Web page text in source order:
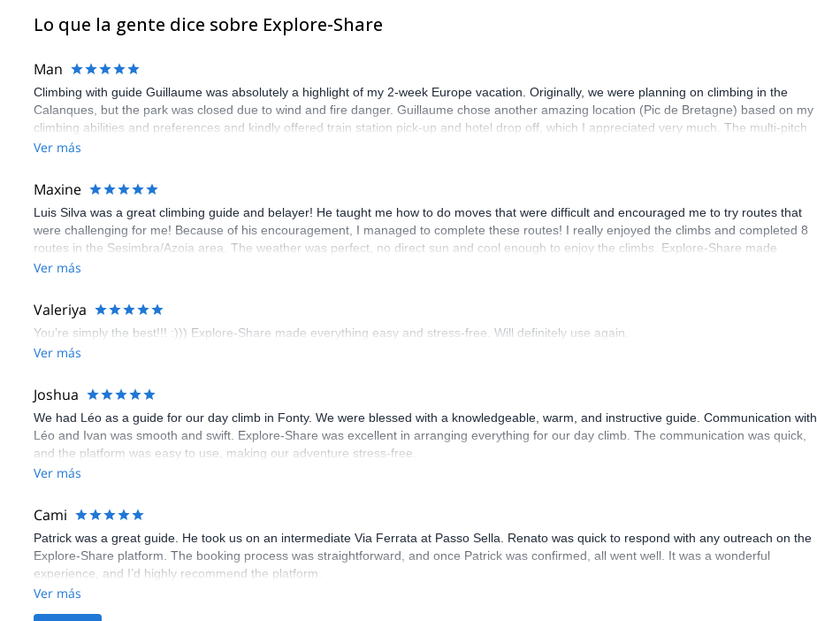
Lo que la gente dice sobre Explore-Share
Man
Climbing with guide Guillaume was absolutely a highlight of my 2-week Europe vacation. Originally, we were planning on climbing in the
Calanques, but the park was closed due to wind and fire danger. Guillaume chose another amazing location (Pic de Bretagne) based on my
climbing abilities and preferences and kindly offered train station pick-up and hotel drop off, which I appreciated very much. The multi-pitch
route we did was not only fun but also the right amount of challenge, which I thoroughly enjoyed. The communication from the team
Ver más
Maxine
Luis Silva was a great climbing guide and belayer! He taught me how to do moves that were difficult and encouraged me to try routes that
were challenging for me! Because of his encouragement, I managed to complete these routes! I really enjoyed the climbs and completed 8
routes in the Sesimbra/Azoia area. The weather was perfect, no direct sun and cool enough to enjoy the climbs. Explore-Share made
booking an outdoor climbing experience in Lisbon extremely easy. Luis, our guide, was fantastic, and the platform’s organization was
Ver más
Valeriya
You’re simply the best!!! :))) Explore-Share made everything easy and stress-free. Will definitely use again.
Ver más
Joshua
We had Léo as a guide for our day climb in Fonty. We were blessed with a knowledgeable, warm, and instructive guide. Communication with
Léo and Ivan was smooth and swift. Explore-Share was excellent in arranging everything for our day climb. The communication was quick,
and the platform was easy to use, making our adventure stress-free.
Ver más
Cami
Patrick was a great guide. He took us on an intermediate Via Ferrata at Passo Sella. Renato was quick to respond with any outreach on the
Explore-Share platform. The booking process was straightforward, and once Patrick was confirmed, all went well. It was a wonderful
experience, and I’d highly recommend the platform.
Ver más